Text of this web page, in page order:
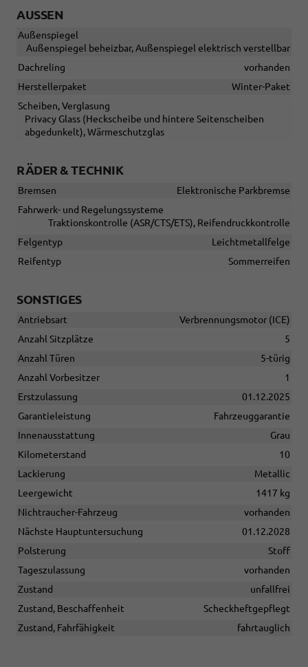
AUSSEN
Außenspiegel
Außenspiegel beheizbar, Außenspiegel elektrisch verstellbar
Dachreling
vorhanden
Herstellerpaket
Winter-Paket
Scheiben, Verglasung
Privacy Glass (Heckscheibe und hintere Seitenscheiben
abgedunkelt), Wärmeschutzglas
RÄDER & TECHNIK
Bremsen
Elektronische Parkbremse
Fahrwerk- und Regelungssysteme
Traktionskontrolle (ASR/CTS/ETS), Reifendruckkontrolle
Felgentyp
Leichtmetallfelge
Reifentyp
Sommerreifen
SONSTIGES
Antriebsart
Verbrennungsmotor (ICE)
Anzahl Sitzplätze
5
Anzahl Türen
5-türig
Anzahl Vorbesitzer
1
Erstzulassung
01.12.2025
Garantieleistung
Fahrzeuggarantie
Innenausstattung
Grau
Kilometerstand
10
Lackierung
Metallic
Leergewicht
1417 kg
Nichtraucher-Fahrzeug
vorhanden
Nächste Hauptuntersuchung
01.12.2028
Polsterung
Stoff
Tageszulassung
vorhanden
Zustand
unfallfrei
Zustand, Beschaffenheit
Scheckheftgepflegt
Zustand, Fahrfähigkeit
fahrtauglich